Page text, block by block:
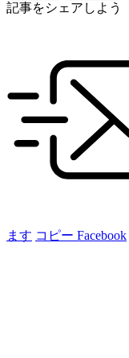
記事をシェアしよう
ます コピー Facebook